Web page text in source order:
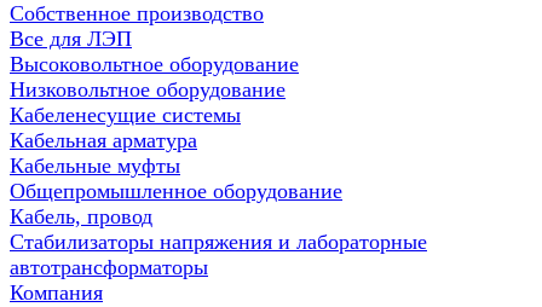
Собственное производство
Все для ЛЭП
Высоковольтное оборудование
Низковольтное оборудование
Кабеленесущие системы
Кабельная арматура
Кабельные муфты
Общепромышленное оборудование
Кабель, провод
Стабилизаторы напряжения и лабораторные
автотрансформаторы
Компания